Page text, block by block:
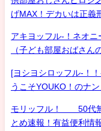
げMAX！デカいは正義
アキヨッフル-！ネオニ
（子ども部屋おばさん
[ヨシヨシロッフル-！
うこそYOUKO！のナ
モリッフル！ 50代無
とめ速報！有益便利